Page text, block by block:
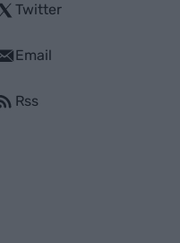
Twitter
Email
Rss